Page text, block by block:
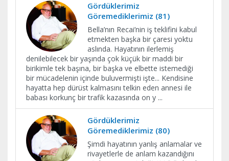
Gördüklerimiz
Göremediklerimiz (81)
Bella’nın Recai’nin iş teklifini kabul
etmekten başka bir çaresi yoktu
aslında. Hayatının ilerlemiş
denilebilecek bir yaşında çok küçük bir maddi bir
birikimle tek başına, bir başka ve elbette istemediği
bir mücadelenin içinde buluvermişti işte... Kendisine
hayatta hep dürüst kalmasını telkin eden annesi ile
babası korkunç bir trafik kazasında on y ...
Gördüklerimiz
Göremediklerimiz (80)
Şimdi hayatının yanlış anlamalar ve
rivayetlerle de anlam kazandığını